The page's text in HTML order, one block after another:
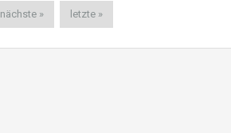
nächste » letzte »